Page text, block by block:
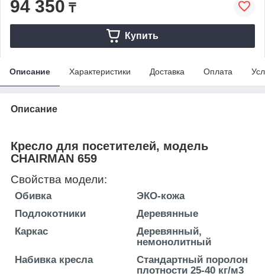
94 350 ₸
Купить
Описание Характеристики Доставка Оплата
Описание
Кресло для посетителей, модель
CHAIRMAN 659
Свойства модели:
Обивка
ЭКО-кожа
Подлокотники
Деревянные
Каркас
Деревянный,
немонолитный
Набивка кресла
Стандартный поролон
плотности 25-40 кг/м3